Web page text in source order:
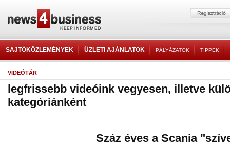
SAJTÓKÖZLEMÉNYEK ÜZLETI AJÁNLATOK PÁLYÁZATOK TIPPEK
VIDEÓTÁR
legfrissebb videóink vegyesen, illetve
kategóriánként
Száz éves a Scania